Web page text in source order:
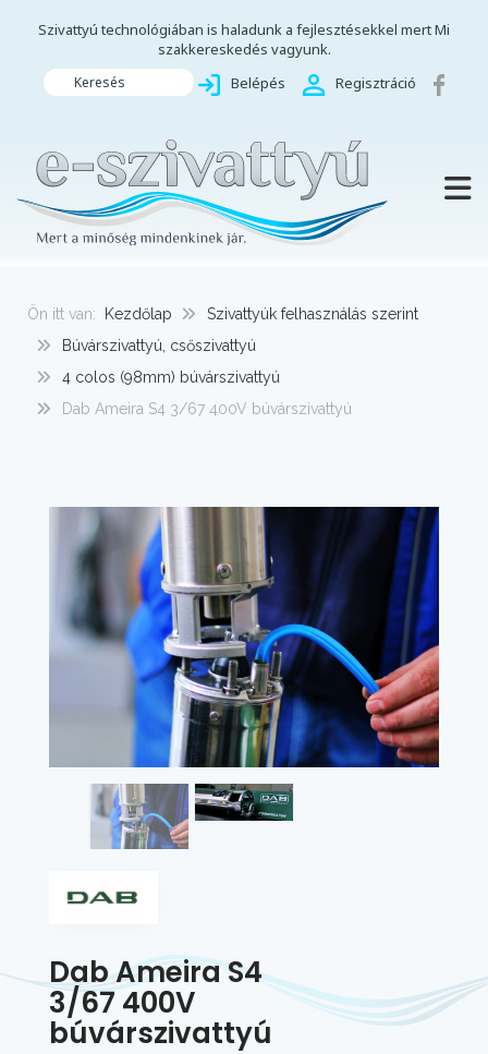
Szivattyú technológiában is haladunk a fejlesztésekkel mert Mi
szakkereskedés vagyunk.
Keresés Belépés Regisztráció
Ön itt van: Kezdőlap
Szivattyúk felhasználás szerint
Búvárszivattyú, csőszivattyú
4 colos (98mm) búvárszivattyú
Dab Ameira S4 3/67 400V búvárszivattyú
Dab Ameira S4
3/67 400V
búvárszivattyú